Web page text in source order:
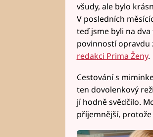
všudy, ale bylo
V posledních
teď jsme byli na dva
povinností opravdu
redakci Prima Ženy.
Cestování s
ten dovolenkový
jí hodně svědčilo.
příjemnější,